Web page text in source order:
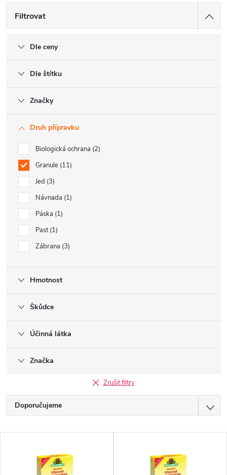
Filtrovat
Dle ceny
Dle štítku
Značky
Druh přípravku
Biologická ochrana 2
Granule 11
Jed 3
Návnada 1
Páska 1
Past 1
Zábrana 3
Hmotnost
Škůdce
Účinná látka
Značka
Zrušit filtry
Ř
a
Doporučujeme
Nejprodávanější